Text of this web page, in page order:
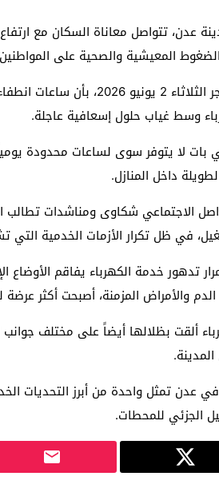
عدن، تتواصل معاناة السكان مع
المعيشية والصحية على
وسط غياب حلول إسعافية عاجلة.
بات لا يتوفر سوى لساعات محدودة
داخل المنازل.
الاجتماعي شكاوى ومناشدات تطالب
في ظل تكرار الأزمات الخدمية
تدهور خدمة الكهرباء يفاقم الأوضاع
والأمراض المزمنة، أصبحت أكثر عرضة
ألقت بظلالها أيضاً على مختلف
عدن تمثل واحدة من أبرز التحديات
الجزئي للمحطات.